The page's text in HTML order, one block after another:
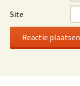
Site